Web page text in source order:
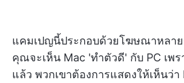
แคมเปญนี้ประกอบด้วยโฆษณาหลา
คุณจะเห็น Mac 'ทำตัวดี' กับ PC เพร
แล้ว พวกเขาต้องการแสดงให้เห็นว่